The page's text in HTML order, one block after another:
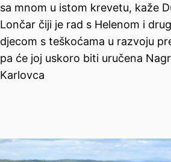
sa mnom u istom krevetu, kaže
Lončar čiji je rad s Helenom i
djecom s teškoćama u razvoju
pa će joj uskoro biti uručena
Karlovca